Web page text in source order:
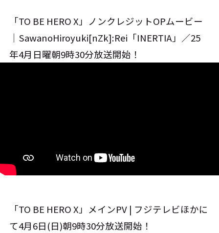
「TO BE HERO X」ノンクレジットOPムービー
｜SawanoHiroyuki[nZk]:Rei「INERTIA」／25
年4月日曜朝9時30分放送開始！
「TO BE HERO X」メインPV | フジテレビほかに
て4月6日(日)朝9時30分放送開始！